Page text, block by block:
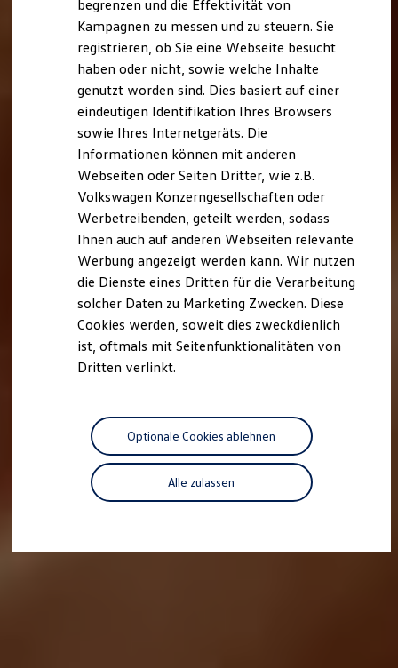
Hybridautos
Marke und Erlebnis
Volkswagen R und R Experience
R-Modelle
R Experience
Driving Experience
Volkswagen entdecken
Werkbesichtigung
Lifestyle Shop
T-Roc Kollektion
Golf Kollektion
ID. Kollektion
Volkswagen Kollektion
R-Kollektion
GTI Kollektion
Fußball Drop
we drive football
#wedriveproud
Besitzer und Service
Software Updates
Service und Ersatzteile
Motorenöl und Flüssigkeiten
Räder und Reifen
Pannen- und Unfallhilfe
Economy Service
Volkswagen Teile
Zubehör
begrenzen und die Effektivität von
Kampagnen zu messen und zu steuern. Sie
registrieren, ob Sie eine Webseite besucht
haben oder nicht, sowie welche Inhalte
genutzt worden sind. Dies basiert auf einer
eindeutigen Identifikation Ihres Browsers
sowie Ihres Internetgeräts. Die
Informationen können mit anderen
Webseiten oder Seiten Dritter, wie z.B.
Volkswagen Konzerngesellschaften oder
Werbetreibenden, geteilt werden, sodass
Ihnen auch auf anderen Webseiten relevante
Werbung angezeigt werden kann. Wir nutzen
die Dienste eines Dritten für die Verarbeitung
solcher Daten zu Marketing Zwecken. Diese
Cookies werden, soweit dies zweckdienlich
ist, oftmals mit Seitenfunktionalitäten von
Dritten verlinkt.
Alle zulassen
Optionale Cookies ablehnen